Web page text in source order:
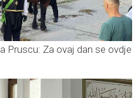
Pruscu: Za ovaj dan se ovdje